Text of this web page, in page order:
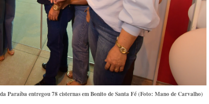
Paraíba entregou 78 cisternas em Bonito de Santa Fé (Foto: Mano de Carvalho)